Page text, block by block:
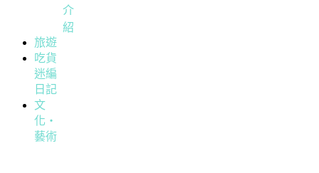
介
紹
旅遊
吃貨
迷編
日記
文
化・
藝術